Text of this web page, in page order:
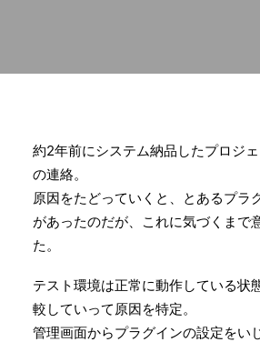
jFeedMixer
約2年前にシステム納品したプロジ
の連絡。
原因をたどっていくと、とあるプラ
があったのだが、これに気づくまで
た。
テスト環境は正常に動作している状
較していって原因を特定。
管理画面からプラグインの設定をい